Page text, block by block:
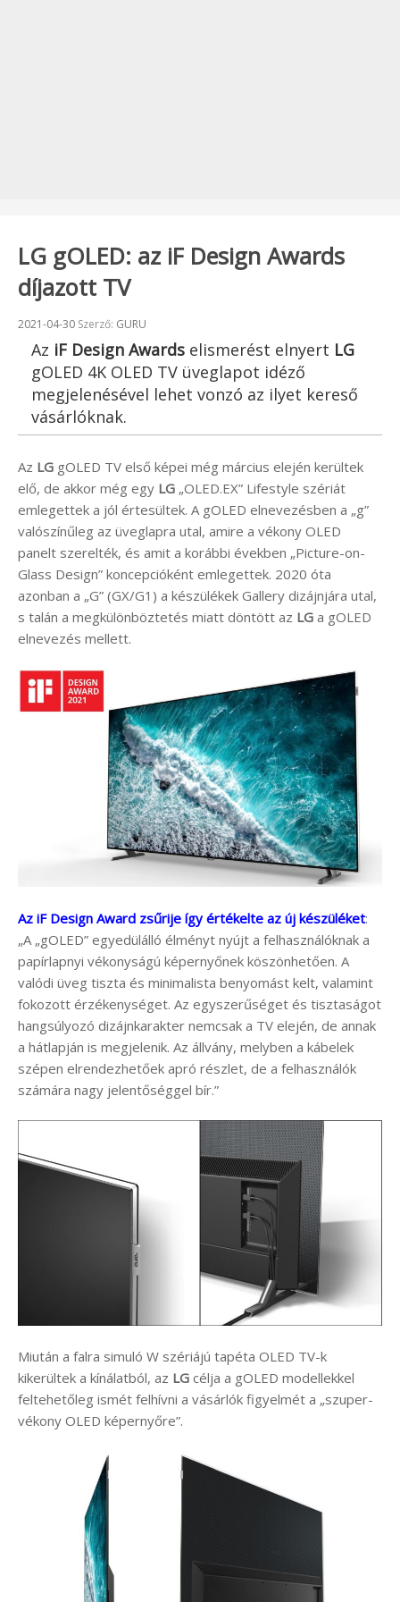
LG gOLED: az iF Design Awards
díjazott TV
Beküldve:
2021-04-30 Szerző: GURU
Az iF Design Awards elismerést elnyert LG
gOLED 4K OLED TV üveglapot idéző
megjelenésével lehet vonzó az ilyet kereső
vásárlóknak.
Az LG gOLED TV első képei még március elején kerültek
elő, de akkor még egy LG „OLED.EX” Lifestyle szériát
emlegettek a jól értesültek. A gOLED elnevezésben a „g”
valószínűleg az üveglapra utal, amire a vékony OLED
panelt szerelték, és amit a korábbi években „Picture-on-
Glass Design” koncepcióként emlegettek. 2020 óta
azonban a „G” (GX/G1) a készülékek Gallery dizájnjára utal,
s talán a megkülönböztetés miatt döntött az LG a gOLED
elnevezés mellett.
Az iF Design Award zsűrije így értékelte az új készüléket:
„A „gOLED” egyedülálló élményt nyújt a felhasználóknak a
papírlapnyi vékonyságú képernyőnek köszönhetően. A
valódi üveg tiszta és minimalista benyomást kelt, valamint
fokozott érzékenységet. Az egyszerűséget és tisztaságot
hangsúlyozó dizájnkarakter nemcsak a TV elején, de annak
a hátlapján is megjelenik. Az állvány, melyben a kábelek
szépen elrendezhetőek apró részlet, de a felhasználók
számára nagy jelentőséggel bír.”
Miután a falra simuló W szériájú tapéta OLED TV-k
kikerültek a kínálatból, az LG célja a gOLED modellekkel
feltehetőleg ismét felhívni a vásárlók figyelmét a „szuper-
vékony OLED képernyőre”.